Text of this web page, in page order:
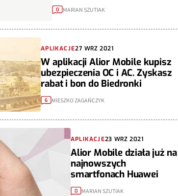
0 MARIAN SZUTIAK
APLIKACJE27 WRZ 2021
W aplikacji Alior Mobile kupisz
ubezpieczenia OC i AC. Zyskasz
rabat i bon do Biedronki
6 MIESZKO ZAGAŃCZYK
APLIKACJE23 WRZ 2021
Alior Mobile działa już na
najnowszych
smartfonach Huawei
0 MARIAN SZUTIAK